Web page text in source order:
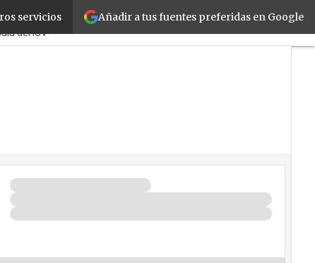
Añadir a tus fuentes preferidas en Google
servicios
CorporateRetail
Cloud
del ISV